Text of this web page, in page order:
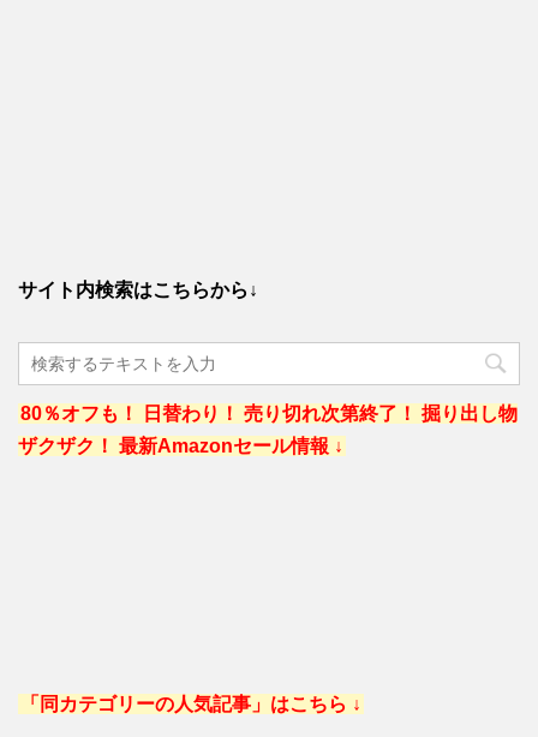
サイト内検索はこちらから↓
80％オフも！ 日替わり！ 売り切れ次第終了！ 掘り出し物
ザクザク！ 最新Amazonセール情報 ↓
「同カテゴリーの人気記事」はこちら ↓